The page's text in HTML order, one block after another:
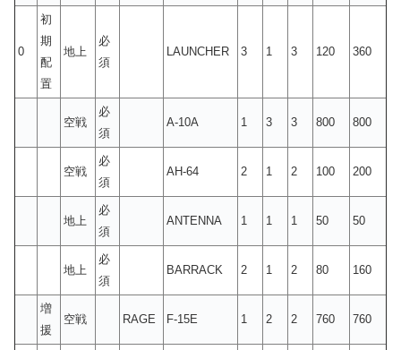
0
初
期
配
置
地上
必
須
LAUNCHER 3 1 3 120 360
空戦
必
須
A-10A 1 3 3 800 800
空戦
必
須
AH-64 2 1 2 100 200
地上
必
須
ANTENNA 1 1 1 50 50
地上
必
須
BARRACK 2 1 2 80 160
増
援
空戦 RAGE F-15E 1 2 2 760 760